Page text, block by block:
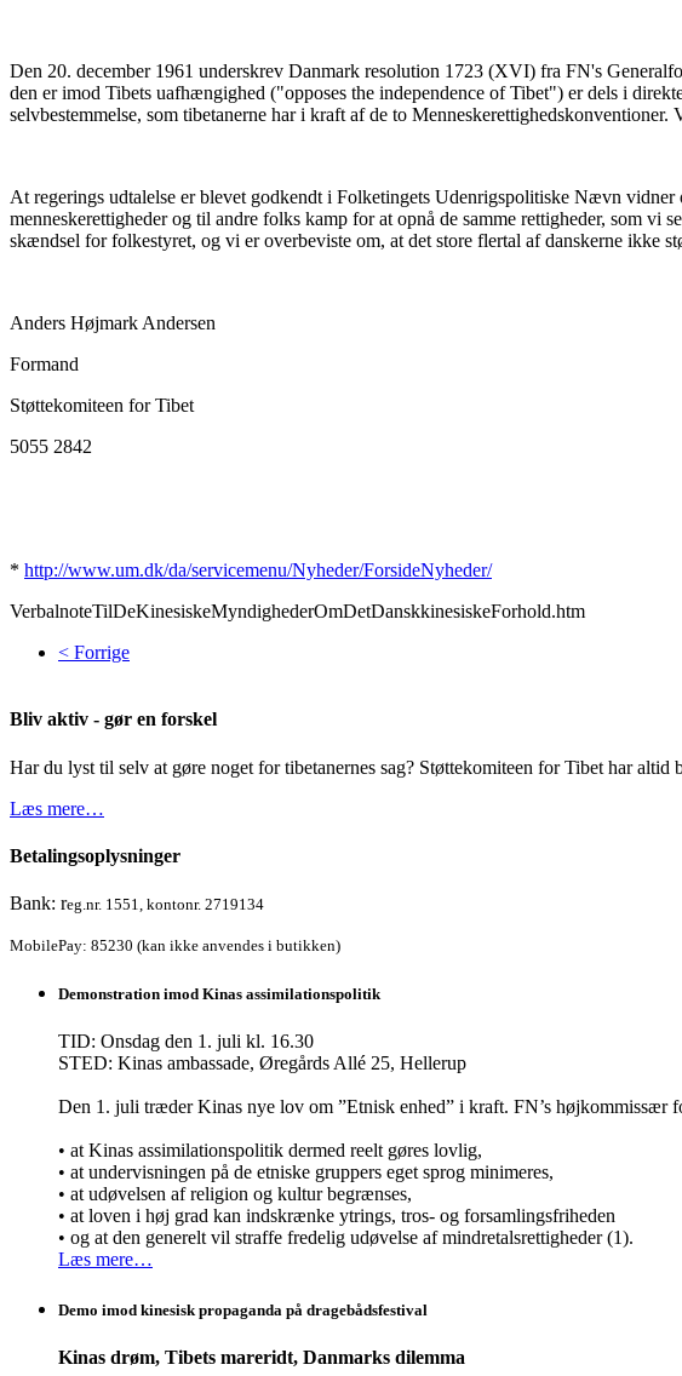
Den 20. december 1961 underskrev Danmark resolution 1723 (XVI) fra FN's
den er imod Tibets uafhængighed ("opposes the independence of Tibet") er dels i
selvbestemmelse, som tibetanerne har i kraft af de to
At regerings udtalelse er blevet godkendt i Folketingets Udenrigspolitiske Nævn
menneskerettigheder og til andre folks kamp for at opnå de samme rettigheder, som vi
skændsel for folkestyret, og vi er overbeviste om, at det store flertal af danskerne ikke
Anders Højmark Andersen
Formand
Støttekomiteen for Tibet
5055 2842
* http://www.um.dk/da/servicemenu/Nyheder/ForsideNyheder/
VerbalnoteTilDeKinesiskeMyndighederOmDetDanskkinesiskeForhold.htm
< Forrige
Bliv aktiv - gør en forskel
Har du lyst til selv at gøre noget for tibetanernes sag? Støttekomiteen for Tibet har altid
Læs mere…
Betalingsoplysninger
Bank: reg.nr. 1551, kontonr. 2719134
MobilePay: 85230 (kan ikke anvendes i butikken)
Demonstration imod Kinas assimilationspolitik
TID: Onsdag den 1. juli kl. 16.30
STED: Kinas ambassade, Øregårds Allé 25, Hellerup
Den 1. juli træder Kinas nye lov om ”Etnisk enhed” i kraft. FN’s højkommissær
• at Kinas assimilationspolitik dermed reelt gøres lovlig,
• at undervisningen på de etniske gruppers eget sprog minimeres,
• at udøvelsen af religion og kultur begrænses,
• at loven i høj grad kan indskrænke ytrings, tros- og forsamlingsfriheden
• og at den generelt vil straffe fredelig udøvelse af mindretalsrettigheder (1).
Læs mere…
Demo imod kinesisk propaganda på dragebådsfestival
Kinas drøm, Tibets mareridt, Danmarks dilemma